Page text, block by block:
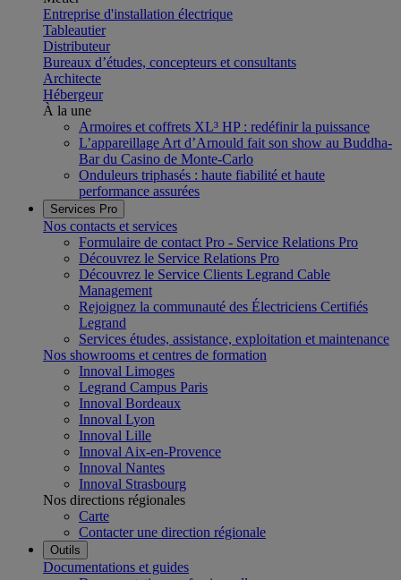
Entreprise d'installation électrique
Tableautier
Distributeur
Bureaux d’études, concepteurs et consultants
Architecte
Hébergeur
À la une
Armoires et coffrets XL³ HP : redéfinir la puissance
L’appareillage Art d’Arnould fait son show au Buddha-
Bar du Casino de Monte-Carlo
Onduleurs triphasés : haute fiabilité et haute
performance assurées
Services Pro
Nos contacts et services
Formulaire de contact Pro - Service Relations Pro
Découvrez le Service Relations Pro
Découvrez le Service Clients Legrand Cable
Management
Rejoignez la communauté des Électriciens Certifiés
Legrand
Services études, assistance, exploitation et maintenance
Nos showrooms et centres de formation
Innoval Limoges
Legrand Campus Paris
Innoval Bordeaux
Innoval Lyon
Innoval Lille
Innoval Aix-en-Provence
Innoval Nantes
Innoval Strasbourg
Nos directions régionales
Carte
Contacter une direction régionale
Outils
Documentations et guides